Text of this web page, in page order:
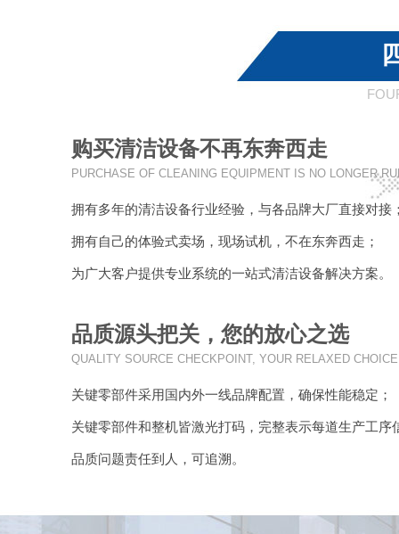
购买清洁设备不再东奔西走
PURCHASE OF CLEANING EQUIPMENT IS NO LONGER
拥有多年的清洁设备行业经验，与各品牌大厂直接对接
拥有自己的体验式卖场，现场试机，不在东奔西走；
为广大客户提供专业系统的一站式清洁设备解决方案。
品质源头把关，您的放心之选
QUALITY SOURCE CHECKPOINT, YOUR RELAXED CHOICE
关键零部件采用国内外一线品牌配置，确保性能稳定；
关键零部件和整机皆激光打码，完整表示每道生产工序
品质问题责任到人，可追溯。